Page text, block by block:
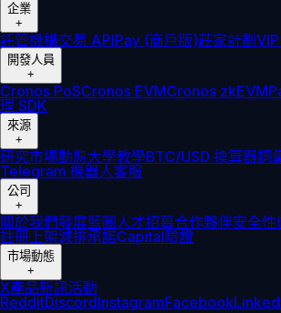
企業
+
託管機構交易 APIPay (商戶版)莊家計劃
開發人員
+
Cronos PoSCronos EVMCronos zkEVM
理 SDK
來源
+
研究市場動態大學教學BTC/USD 換算器詞
Telegram 機器人客服
公司
+
關於我們發展藍圖人才招募合作夥伴安全性
註冊上架減排承諾Capital驗證
市場動態
+
X產品新訊活動
RedditDiscordInstagramFacebook